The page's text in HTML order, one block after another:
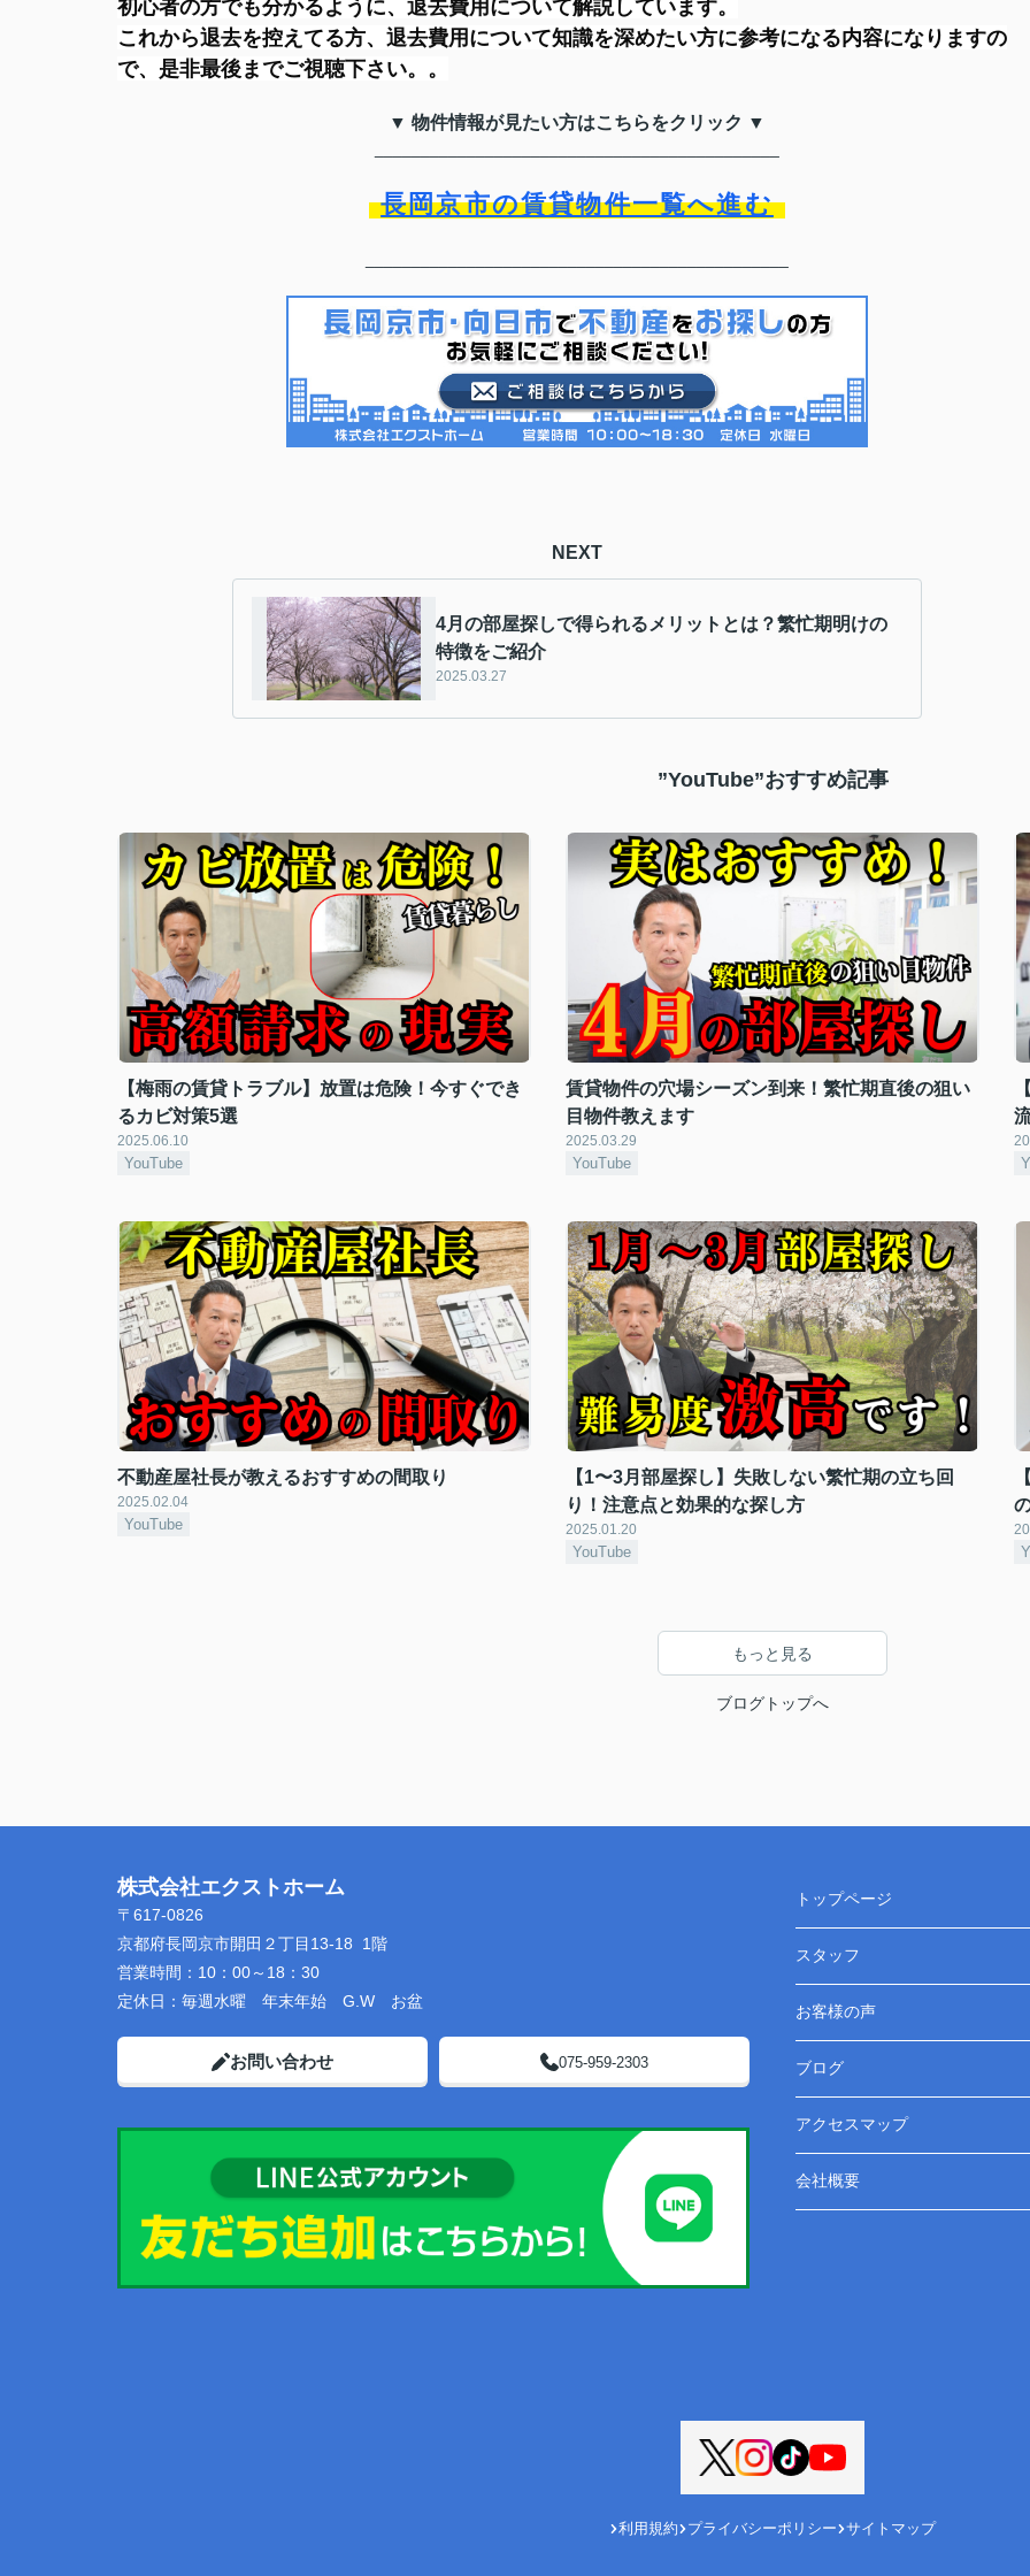
初心者の方でも分かるように、退去費用について解説しています。
これから退去を控えてる方、退去費用について知識を深めたい方に参考になる内容になりますの
で、是非最後までご視聴下さい。 。
▼ 物件情報が見たい方はこちらをクリック ▼
長岡京市の賃貸物件一覧へ進む
NEXT
4月の部屋探しで得られるメリットとは？繁忙期明けの
特徴をご紹介
2025.03.27
”YouTube”おすすめ記事
【梅雨の賃貸トラブル】放置は危険！今すぐでき
るカビ対策5選
2025.06.10
YouTube
賃貸物件の穴場シーズン到来！繁忙期直後の狙い
目物件教えます
2025.03.29
YouTube
不動産屋社長が教えるおすすめの間取り
2025.02.04
YouTube
【1〜3月部屋探し】失敗しない繁忙期の立ち回
り！注意点と効果的な探し方
2025.01.20
YouTube
もっと見る
ブログトップへ
株式会社エクストホーム
〒617-0826
京都府長岡京市開田２丁目13-18 1階
営業時間： 10：00～18：30
定休日： 毎週水曜 年末年始 G.W お盆
お問い合わせ 075-959-2303
トップページ
スタッフ
お客様の声
ブログ
アクセスマップ
会社概要
利用規約 プライバシーポリシー サイトマップ